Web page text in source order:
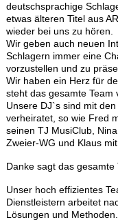
deutschsprachige
etwas älteren Titel aus
wieder bei uns zu hören.
Wir geben auch neuen
Schlagern immer eine
vorzustellen und zu
Wir haben ein Herz für
steht das gesamte Team
Unsere DJ`s sind mit
verheiratet, so wie Fred
seinen TJ MusiClub,
Zweier-WG und Klaus
Danke sagt das
Unser hoch effizientes
Dienstleistern arbeitet
Lösungen und Methoden.